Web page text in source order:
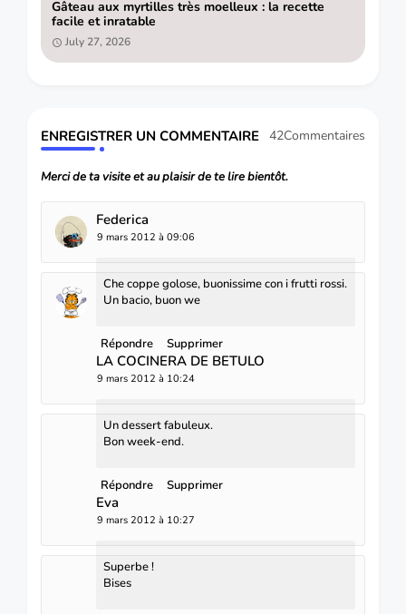
Gâteau aux myrtilles très moelleux : la recette
facile et inratable
July 27, 2026
ENREGISTRER UN COMMENTAIRE 42Commentaires
Merci de ta visite et au plaisir de te lire bientôt.
Federica
9 mars 2012 à 09:06
Che coppe golose, buonissime con i frutti rossi.
Un bacio, buon we
Répondre Supprimer
LA COCINERA DE BETULO
9 mars 2012 à 10:24
Un dessert fabuleux.
Bon week-end.
Répondre Supprimer
Eva
9 mars 2012 à 10:27
Superbe !
Bises